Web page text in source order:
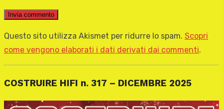
Questo sito utilizza Akismet per ridurre lo spam. Scopri
come vengono elaborati i dati derivati dai commenti.
COSTRUIRE HIFI n. 317 – DICEMBRE 2025